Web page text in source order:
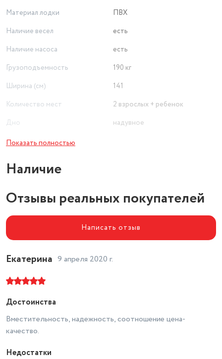
Материал лодки
ПВХ
Наличие весел
есть
Наличие насоса
есть
Грузоподъемность
190 кг
Ширина (см)
141
Количество мест
2 взрослых + ребенок
Дно
надувное
Киль
Наличие ремнабора
есть
Показать полностью
Наличие
Отзывы реальных покупателей
Написать отзыв
Екатерина 9 апреля 2020 г.
Достоинства
Вместительность, надежность, соотношение цена-
качество.
Недостатки